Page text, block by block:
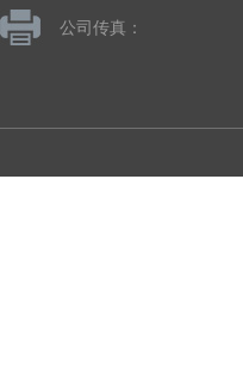
公司传真：